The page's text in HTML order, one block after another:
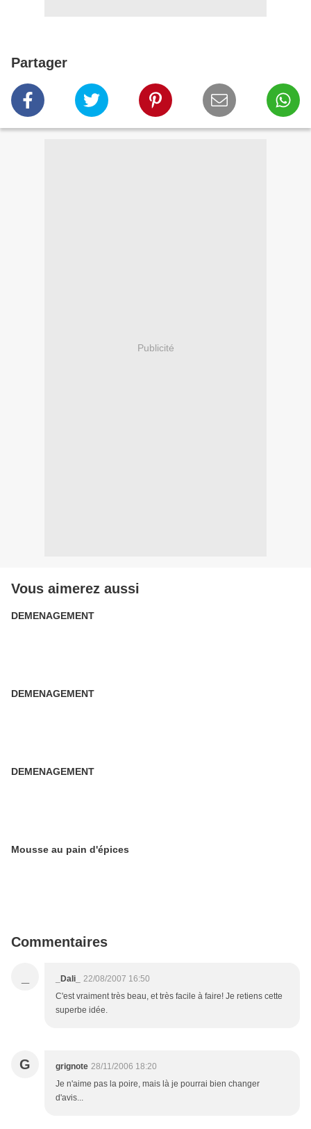
Partager
Publicité
Vous aimerez aussi
DEMENAGEMENT
DEMENAGEMENT
DEMENAGEMENT
Mousse au pain d'épices
Commentaires
_Dali_
22/08/2007 16:50
C'est vraiment très beau, et très facile à faire! Je retiens cette
superbe idée.
G grignote 28/11/2006 18:20
Je n'aime pas la poire, mais là je pourrai bien changer
d'avis...